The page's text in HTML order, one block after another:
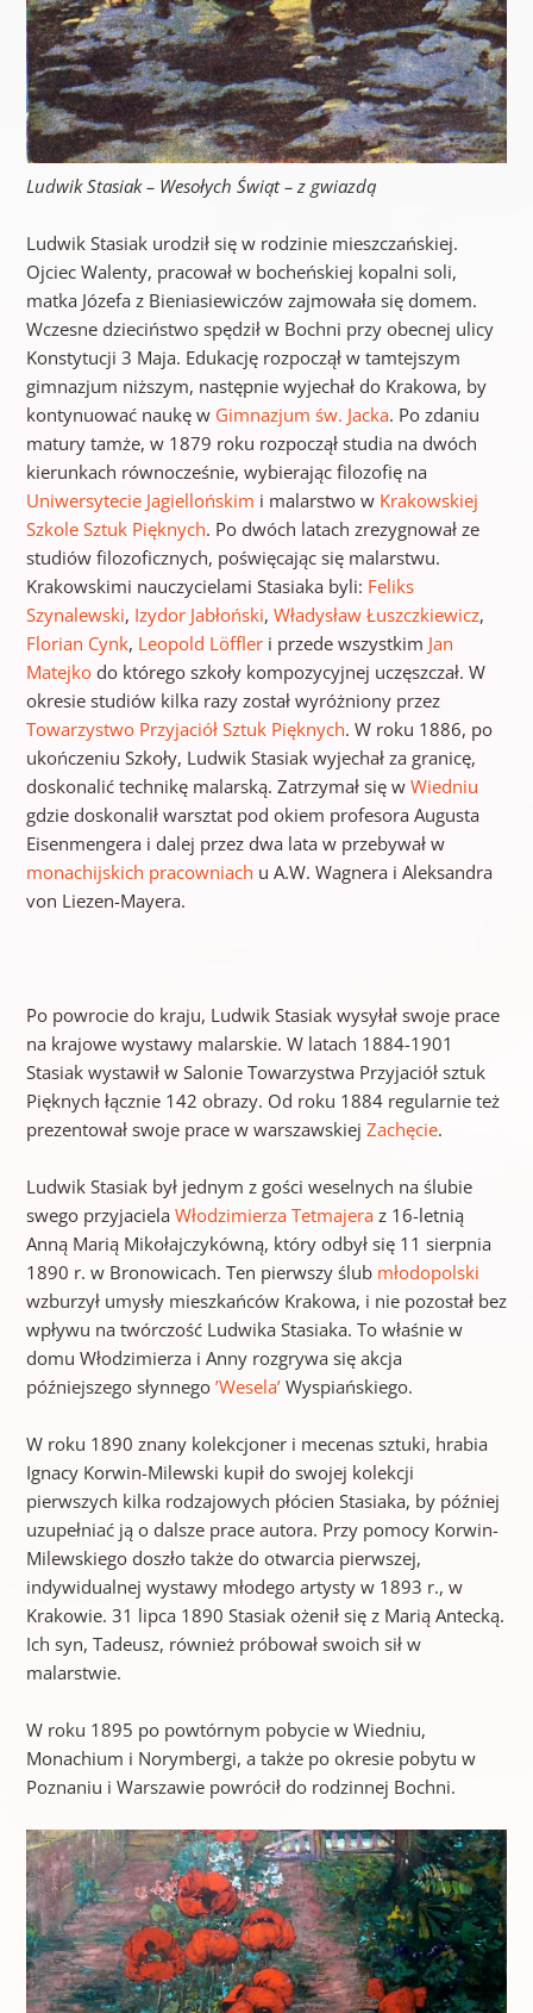
Ludwik Stasiak – Wesołych Świąt – z gwiazdą
Ludwik Stasiak urodził się w rodzinie mieszczańskiej.
Ojciec Walenty, pracował w bocheńskiej kopalni soli,
matka Józefa z Bieniasiewiczów zajmowała się domem.
Wczesne dzieciństwo spędził w Bochni przy obecnej ulicy
Konstytucji 3 Maja. Edukację rozpoczął w tamtejszym
gimnazjum niższym, następnie wyjechał do Krakowa, by
kontynuować naukę w Gimnazjum św. Jacka. Po zdaniu
matury tamże, w 1879 roku rozpoczął studia na dwóch
kierunkach równocześnie, wybierając filozofię na
Uniwersytecie Jagiellońskim i malarstwo w Krakowskiej
Szkole Sztuk Pięknych. Po dwóch latach zrezygnował ze
studiów filozoficznych, poświęcając się malarstwu.
Krakowskimi nauczycielami Stasiaka byli: Feliks
Szynalewski, Izydor Jabłoński, Władysław Łuszczkiewicz,
Florian Cynk, Leopold Löffleri przede wszystkim Jan
Matejkodo którego szkoły kompozycyjnej uczęszczał. W
okresie studiów kilka razy został wyróżniony przez
Towarzystwo Przyjaciół Sztuk Pięknych. W roku 1886, po
ukończeniu Szkoły, Ludwik Stasiak wyjechał za granicę,
doskonalić technikę malarską. Zatrzymał się w Wiedniu
gdzie doskonalił warsztat pod okiem profesora Augusta
Eisenmengera i dalej przez dwa lata w przebywał w
monachijskich pracowniach u A.W. Wagnera i Aleksandra
von Liezen-Mayera.
Po powrocie do kraju, Ludwik Stasiak wysyłał swoje prace
na krajowe wystawy malarskie. W latach 1884-1901
Stasiak wystawił w Salonie Towarzystwa Przyjaciół sztuk
Pięknych łącznie 142 obrazy. Od roku 1884 regularnie też
prezentował swoje prace w warszawskiej Zachęcie.
Ludwik Stasiak był jednym z gości weselnych na ślubie
swego przyjaciela Włodzimierza Tetmajeraz 16-letnią
Anną Marią Mikołajczykówną, który odbył się 11 sierpnia
1890 r. w Bronowicach. Ten pierwszy ślub młodopolski
wzburzył umysły mieszkańców Krakowa, i nie pozostał bez
wpływu na twórczość Ludwika Stasiaka. To właśnie w
domu Włodzimierza i Anny rozgrywa się akcja
późniejszego słynnego ’Wesela’Wyspiańskiego.
W roku 1890 znany kolekcjoner i mecenas sztuki, hrabia
Ignacy Korwin-Milewski kupił do swojej kolekcji
pierwszych kilka rodzajowych płócien Stasiaka, by później
uzupełniać ją o dalsze prace autora. Przy pomocy Korwin-
Milewskiego doszło także do otwarcia pierwszej,
indywidualnej wystawy młodego artysty w 1893 r., w
Krakowie. 31 lipca 1890 Stasiak ożenił się z Marią Antecką.
Ich syn, Tadeusz, również próbował swoich sił w
malarstwie.
W roku 1895 po powtórnym pobycie w Wiedniu,
Monachium i Norymbergi, a także po okresie pobytu w
Poznaniu i Warszawie powrócił do rodzinnej Bochni.